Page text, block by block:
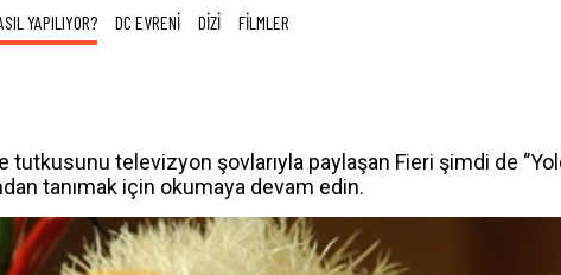
YAPILIYOR? DC EVRENİ DİZİ FİLMLER
televizyon şovlarıyla paylaşan Fieri şimdi de
tanımak için okumaya devam edin.